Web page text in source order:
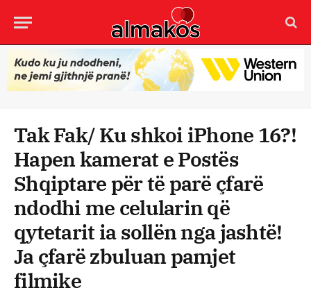
Tak Fak/ Ku shkoi iPhone 16?!
Hapen kamerat e Postës
Shqiptare për të parë çfarë
ndodhi me celularin që
qytetarit ia sollën nga jashtë!
Ja çfarë zbuluan pamjet
filmike